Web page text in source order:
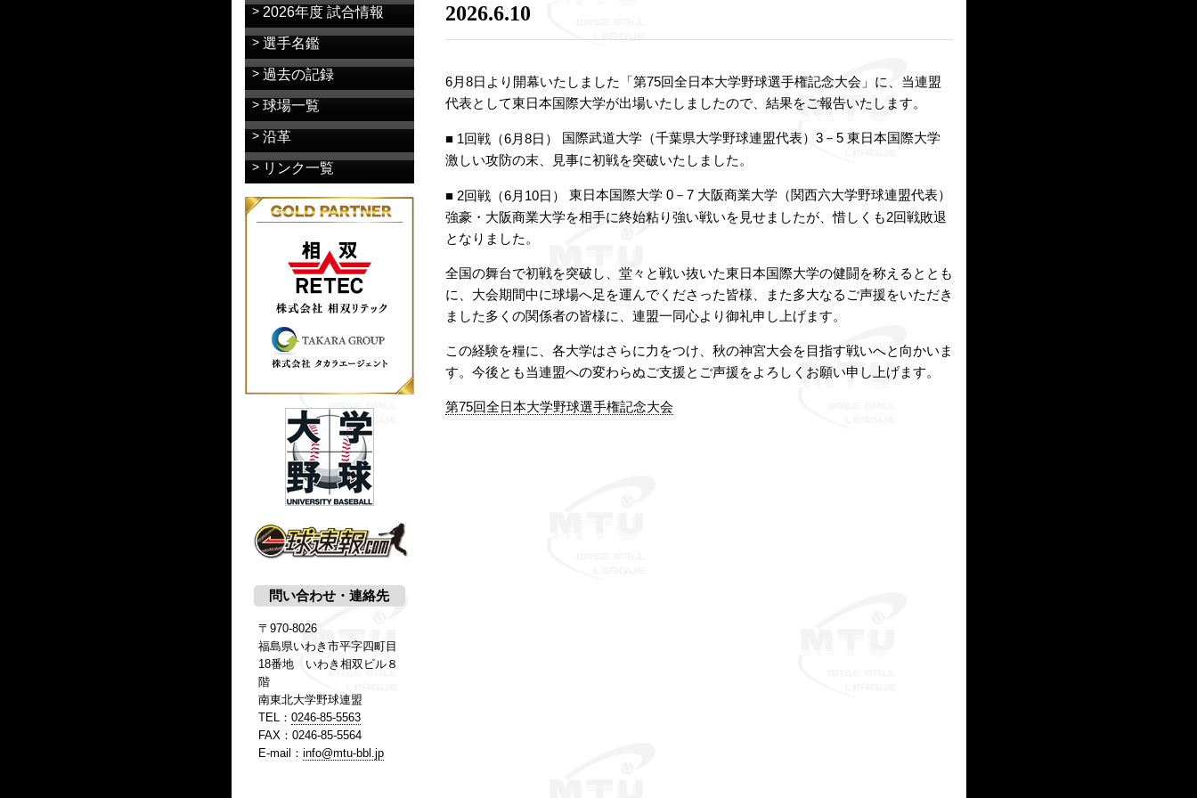
2026.6.10
6月8日より開幕いたしました「第75回全日本大学野球選手権記念大会」に、当連盟
代表として東日本国際大学が出場いたしましたので、結果をご報告いたします。
■ 1回戦（6月8日）
国際武道大学（千葉県大学野球連盟代表）3－5 東日本国際大学
激しい攻防の末、見事に初戦を突破いたしました。
■ 2回戦（6月10日）
東日本国際大学 0－7 大阪商業大学（関西六大学野球連盟代表）
強豪・大阪商業大学を相手に終始粘り強い戦いを見せましたが、惜しくも2回戦敗退
となりました。
全国の舞台で初戦を突破し、堂々と戦い抜いた東日本国際大学の健闘を称えるととも
に、大会期間中に球場へ足を運んでくださった皆様、また多大なるご声援をいただき
ました多くの関係者の皆様に、連盟一同心より御礼申し上げます。
この経験を糧に、各大学はさらに力をつけ、秋の神宮大会を目指す戦いへと向かいま
す。今後とも当連盟への変わらぬご支援とご声援をよろしくお願い申し上げます。
第75回全日本大学野球選手権記念大会
2026年度 試合情報
選手名鑑
過去の記録
球場一覧
沿革
リンク一覧
問い合わせ・連絡先
〒970-8026
福島県いわき市平字四町目
18番地 いわき相双ビル８
階
南東北大学野球連盟
TEL： 0246-85-5563
FAX：0246-85-5564
E-mail： info@mtu-bbl.jp